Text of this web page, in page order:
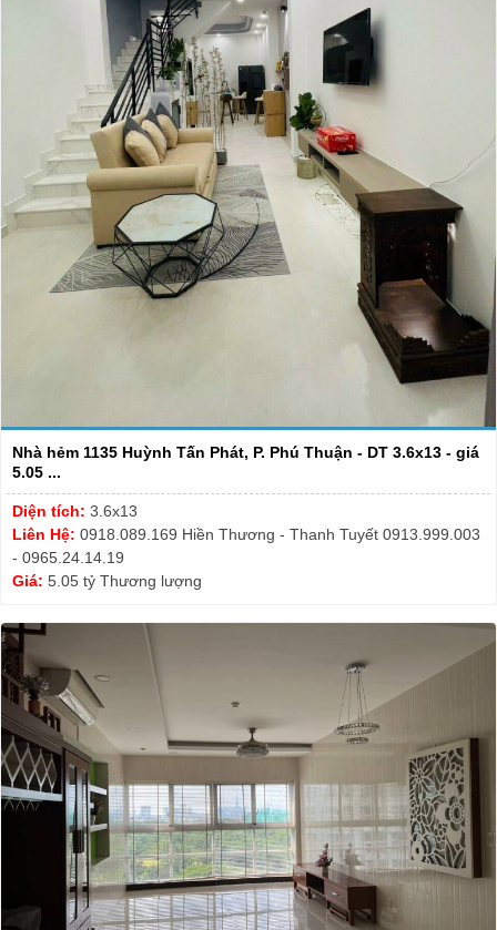
Nhà hẻm 1135 Huỳnh Tấn Phát, P. Phú Thuận - DT 3.6x13 - giá
5.05 ...
Diện tích: 3.6x13
Liên Hệ: 0918.089.169 Hiền Thương - Thanh Tuyết 0913.999.003
- 0965.24.14.19
Giá: 5.05 tỷ Thương lượng